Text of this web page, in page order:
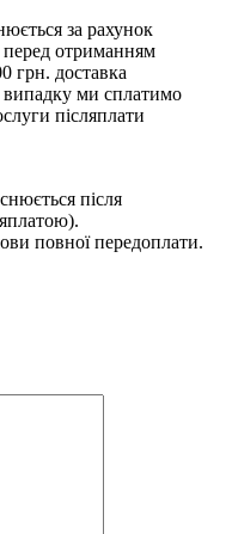
за рахунок
перед отриманням
грн. доставка
випадку ми сплатимо
післяплати
після
повної передоплати.